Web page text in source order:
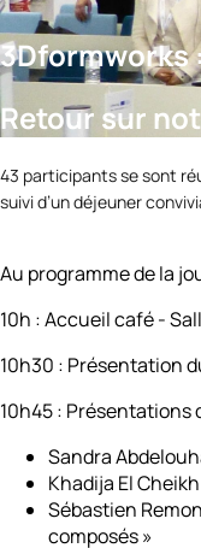
3Dformworks
Retour sur
43 participants se sont
suivi d’un déjeuner
Au programme de la
10h : Accueil café -
10h30 : Présentation
10h45 : Présentations
Sandra
Khadija El
Sébastien
composés »